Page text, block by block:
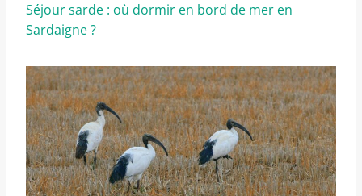
Séjour sarde : où dormir en bord de mer en
Sardaigne ?